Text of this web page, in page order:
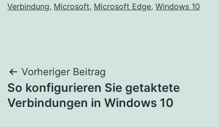
Verbindung, Microsoft, Microsoft Edge, Windows 10
Beitragsnavigation
Vorheriger Beitrag
So konfigurieren Sie getaktete
Verbindungen in Windows 10